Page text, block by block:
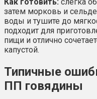
затем морковь и
воды и тушите до
подходит для
пищи и отлично
капустой.
Типичные
ПП говядины